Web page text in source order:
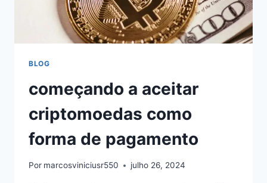
BLOG
começando a aceitar
criptomoedas como
forma de pagamento
Por marcosviniciusr550 julho 26, 2024